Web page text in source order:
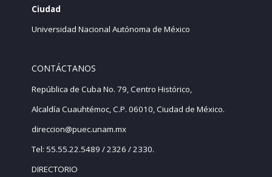
Ciudad
Universidad Nacional Autónoma de México
CONTÁCTANOS
República de Cuba No. 79, Centro Histórico,
Alcaldía Cuauhtémoc, C.P. 06010, Ciudad de México.
direccion@puec.unam.mx
Tel: 55.55.22.5489 / 2326 / 2330.
DIRECTORIO